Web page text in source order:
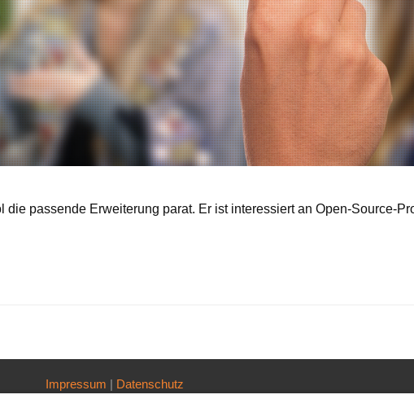
passende Erweiterung parat. Er ist interessiert an Open-Source-
Impressum | Datenschutz